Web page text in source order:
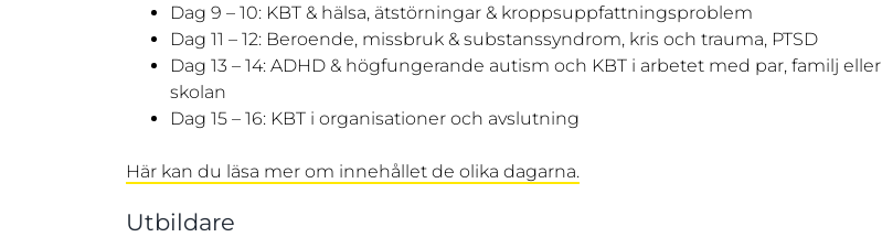
Dag 9 – 10: KBT & hälsa, ätstörningar & kroppsuppfattningsproblem
Dag 11 – 12: Beroende, missbruk & substanssyndrom, kris och trauma, PTSD
Dag 13 – 14: ADHD & högfungerande autism och KBT i arbetet med par, familj eller
skolan
Dag 15 – 16: KBT i organisationer och avslutning
Här kan du läsa mer om innehållet de olika dagarna.
Utbildare